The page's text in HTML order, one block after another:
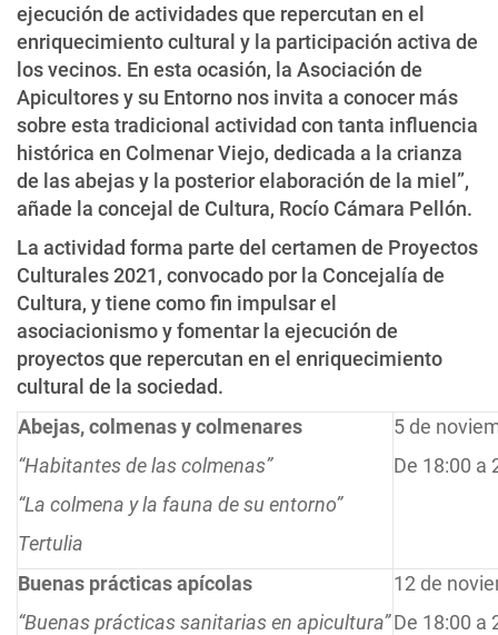
ejecución de actividades que repercutan en el
enriquecimiento cultural y la participación activa de
los vecinos. En esta ocasión, la Asociación de
Apicultores y su Entorno nos invita a conocer más
sobre esta tradicional actividad con tanta influencia
histórica en Colmenar Viejo, dedicada a la crianza
de las abejas y la posterior elaboración de la miel”,
añade la concejal de Cultura, Rocío Cámara Pellón.
La actividad forma parte del certamen de Proyectos
Culturales 2021, convocado por la Concejalía de
Cultura, y tiene como fin impulsar el
asociacionismo y fomentar la ejecución de
proyectos que repercutan en el enriquecimiento
cultural de la sociedad.
Abejas, colmenas y colmenares
“Habitantes de las colmenas”
“La colmena y la fauna de su entorno”
Tertulia
5 de
De 18:00 a
Buenas prácticas apícolas
“Buenas prácticas sanitarias en apicultura”
12 de
De 18:00 a